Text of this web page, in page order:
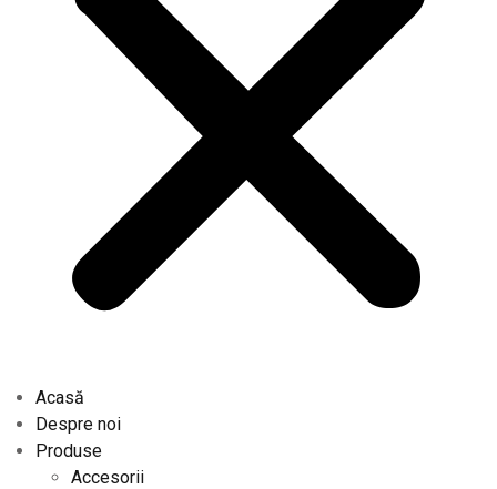
Acasă
Despre noi
Produse
Accesorii